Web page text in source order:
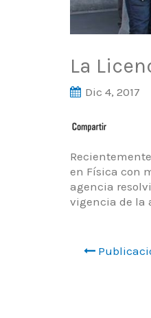
La
Dic 4, 2017
en Física con
agencia
vigencia de la